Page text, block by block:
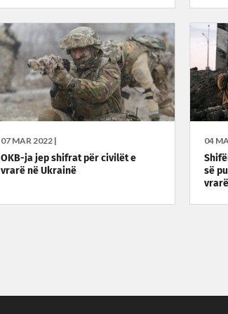
07 MAR 2022 |
OKB-ja jep shifrat për civilët e
vrarë në Ukrainë
04
së